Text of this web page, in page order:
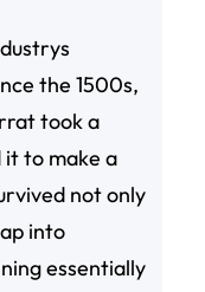
the 1500s,
took a
to make a
not only
into
essentially